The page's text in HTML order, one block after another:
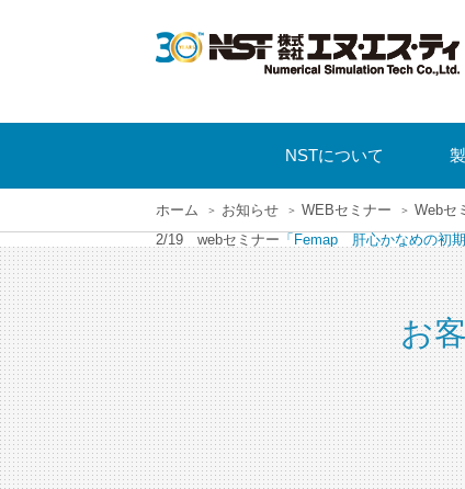
NSTについて
ホーム お知らせ WEBセミナー
Webセ
2/19 webセミナー 「Femap 肝心かなめの初期
お